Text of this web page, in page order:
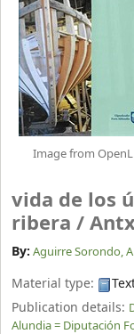
Image from
vida de los
ribera /
By: Aguirre Sorondo,
Material type:
Publication details:
Alundia = Diputación